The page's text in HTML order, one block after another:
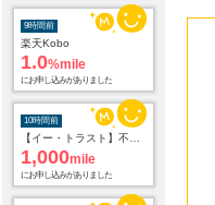
9時間前
楽天Kobo
1.0%mile
にお申し込みがありました
10時間前
1,000mile
にお申し込みがありました